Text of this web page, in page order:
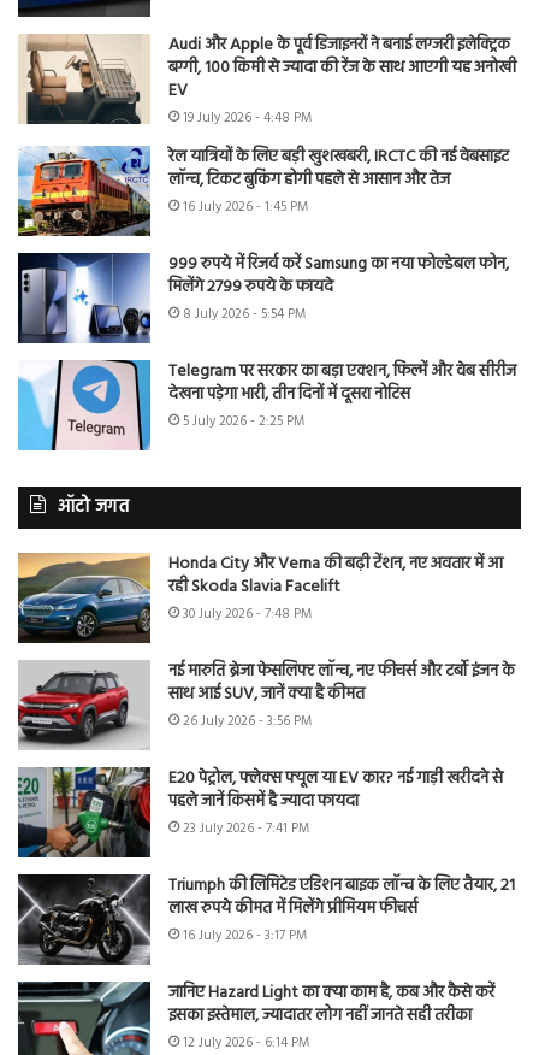
Audi और Apple के पूर्व डिजाइनरों ने बनाई लग्जरी इलेक्ट्रिक
बग्गी, 100 किमी से ज्यादा की रेंज के साथ आएगी यह अनोखी
EV
19 July 2026 - 4:48 PM
रेल यात्रियों के लिए बड़ी खुशखबरी, IRCTC की नई वेबसाइट
लॉन्च, टिकट बुकिंग होगी पहले से आसान और तेज
16 July 2026 - 1:45 PM
999 रुपये में रिजर्व करें Samsung का नया फोल्डेबल फोन,
मिलेंगे 2799 रुपये के फायदे
8 July 2026 - 5:54 PM
Telegram पर सरकार का बड़ा एक्शन, फिल्में और वेब सीरीज
देखना पड़ेगा भारी, तीन दिनों में दूसरा नोटिस
5 July 2026 - 2:25 PM
ऑटो जगत
Honda City और Verna की बढ़ी टेंशन, नए अवतार में आ
रही Skoda Slavia Facelift
30 July 2026 - 7:48 PM
नई मारुति ब्रेजा फेसलिफ्ट लॉन्च, नए फीचर्स और टर्बो इंजन के
साथ आई SUV, जानें क्या है कीमत
26 July 2026 - 3:56 PM
E20 पेट्रोल, फ्लेक्स फ्यूल या EV कार? नई गाड़ी खरीदने से
पहले जानें किसमें है ज्यादा फायदा
23 July 2026 - 7:41 PM
Triumph की लिमिटेड एडिशन बाइक लॉन्च के लिए तैयार, 21
लाख रुपये कीमत में मिलेंगे प्रीमियम फीचर्स
16 July 2026 - 3:17 PM
जानिए Hazard Light का क्या काम है, कब और कैसे करें
इसका इस्तेमाल, ज्यादातर लोग नहीं जानते सही तरीका
12 July 2026 - 6:14 PM